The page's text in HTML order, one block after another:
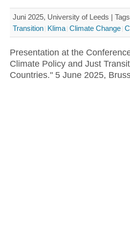
Juni 2025, University of Leeds |
Transition Klima Climate Change
Presentation at the
Climate Policy and Just
Countries." 5 June 2025,